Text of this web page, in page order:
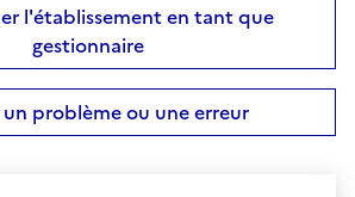
l'établissement en tant que
gestionnaire
un problème ou une erreur